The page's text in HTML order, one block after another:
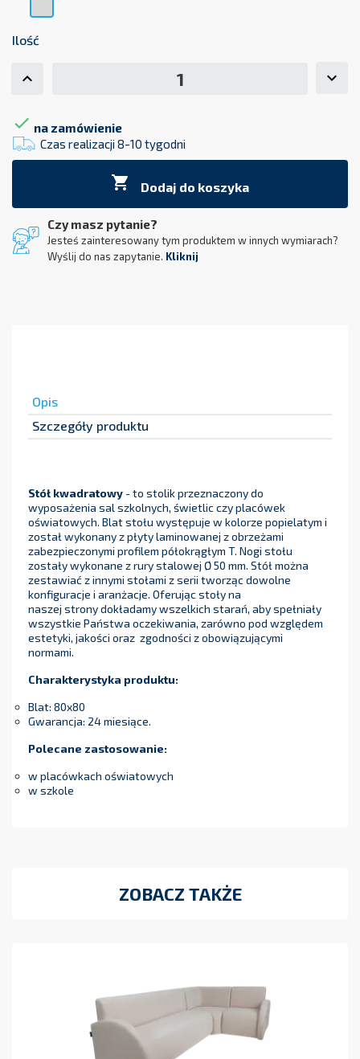
Ilość
 na zamówienie
Czas realizacji 8-10 tygodni
 Dodaj do koszyka
Czy masz pytanie?
Jesteś zainteresowany tym produktem w innych wymiarach?
Wyślij do nas zapytanie. Kliknij
Opis
Szczegóły produktu
Stół kwadratowy - to stolik przeznaczony do
wyposażenia sal szkolnych, świetlic czy placówek
oświatowych. Blat stołu występuje w kolorze popielatym i
został wykonany z płyty laminowanej z obrzeżami
zabezpieczonymi profilem półokrągłym T. Nogi stołu
zostały wykonane z rury stalowej Ø 50 mm. Stół można
zestawiać z innymi stołami z serii tworząc dowolne
konfiguracje i aranżacje. Oferując stoły na
naszej strony dokładamy wszelkich starań, aby spełniały
wszystkie Państwa oczekiwania, zarówno pod względem
estetyki, jakości oraz zgodności z obowiązującymi
normami.
Charakterystyka produktu:
Blat: 80x80
Gwarancja: 24 miesiące.
Polecane zastosowanie:
w placówkach oświatowych
w szkole
ZOBACZ TAKŻE